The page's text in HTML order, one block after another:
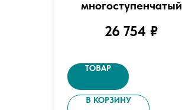
многоступенчатый
центробежный "LEO"
26 754 ₽
ТОВАР
В КОРЗИНУ